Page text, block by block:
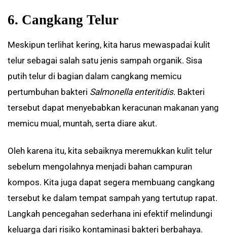
6. Cangkang Telur
Meskipun terlihat kering, kita harus mewaspadai kulit
telur sebagai salah satu jenis sampah organik. Sisa
putih telur di bagian dalam cangkang memicu
pertumbuhan bakteri Salmonella enteritidis. Bakteri
tersebut dapat menyebabkan keracunan makanan yang
memicu mual, muntah, serta diare akut.
Oleh karena itu, kita sebaiknya meremukkan kulit telur
sebelum mengolahnya menjadi bahan campuran
kompos. Kita juga dapat segera membuang cangkang
tersebut ke dalam tempat sampah yang tertutup rapat.
Langkah pencegahan sederhana ini efektif melindungi
keluarga dari risiko kontaminasi bakteri berbahaya.